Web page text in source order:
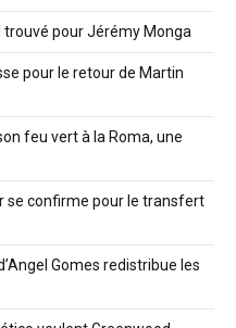
pour Jérémy Monga
pour le retour de Martin
feu vert à la Roma, une
se confirme pour le transfert
Gomes redistribue les